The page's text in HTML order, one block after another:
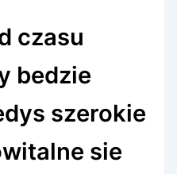
czasu
bedzie
szerokie
sie